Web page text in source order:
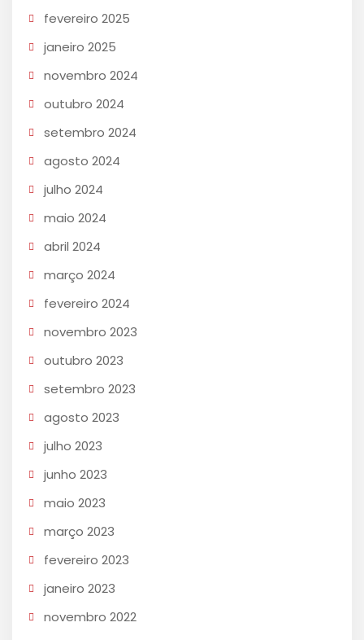
fevereiro 2025
janeiro 2025
novembro 2024
outubro 2024
setembro 2024
agosto 2024
julho 2024
maio 2024
abril 2024
março 2024
fevereiro 2024
novembro 2023
outubro 2023
setembro 2023
agosto 2023
julho 2023
junho 2023
maio 2023
março 2023
fevereiro 2023
janeiro 2023
novembro 2022